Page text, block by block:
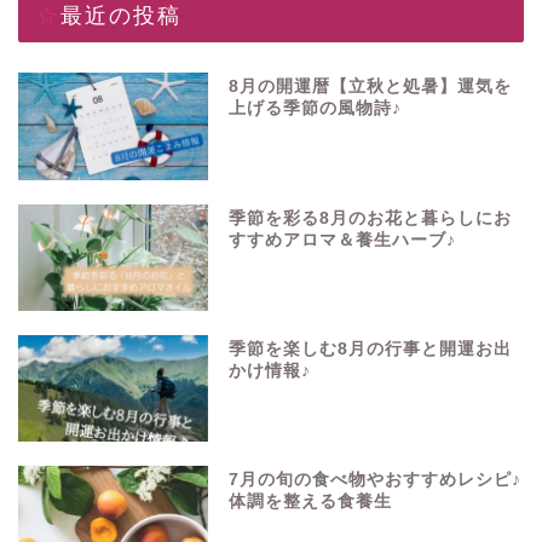
☆最近の投稿
8月の開運暦【立秋と処暑】運気を
上げる季節の風物詩♪
季節を彩る8月のお花と暮らしにお
すすめアロマ＆養生ハーブ♪
季節を楽しむ8月の行事と開運お出
かけ情報♪
7月の旬の食べ物やおすすめレシピ♪
体調を整える食養生